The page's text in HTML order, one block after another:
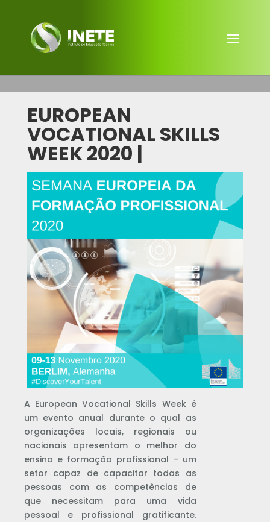
EUROPEAN
VOCATIONAL SKILLS
WEEK 2020 |
A European Vocational Skills Week é
um evento anual durante o qual as
organizações locais, regionais ou
nacionais apresentam o melhor do
ensino e formação profissional – um
setor capaz de capacitar todas as
pessoas com as competências de
que necessitam para uma vida
pessoal e profissional gratificante.